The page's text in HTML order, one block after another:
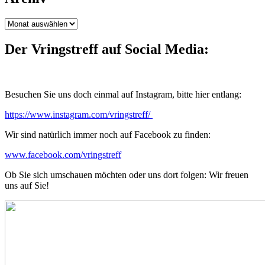
Archiv
Der Vringstreff auf Social Media:
Besuchen Sie uns doch einmal auf Instagram, bitte hier entlang:
https://www.instagram.com/vringstreff/
Wir sind natürlich immer noch auf Facebook zu finden:
www.facebook.com/vringstreff
Ob Sie sich umschauen möchten oder uns dort folgen: Wir freuen
uns auf Sie!